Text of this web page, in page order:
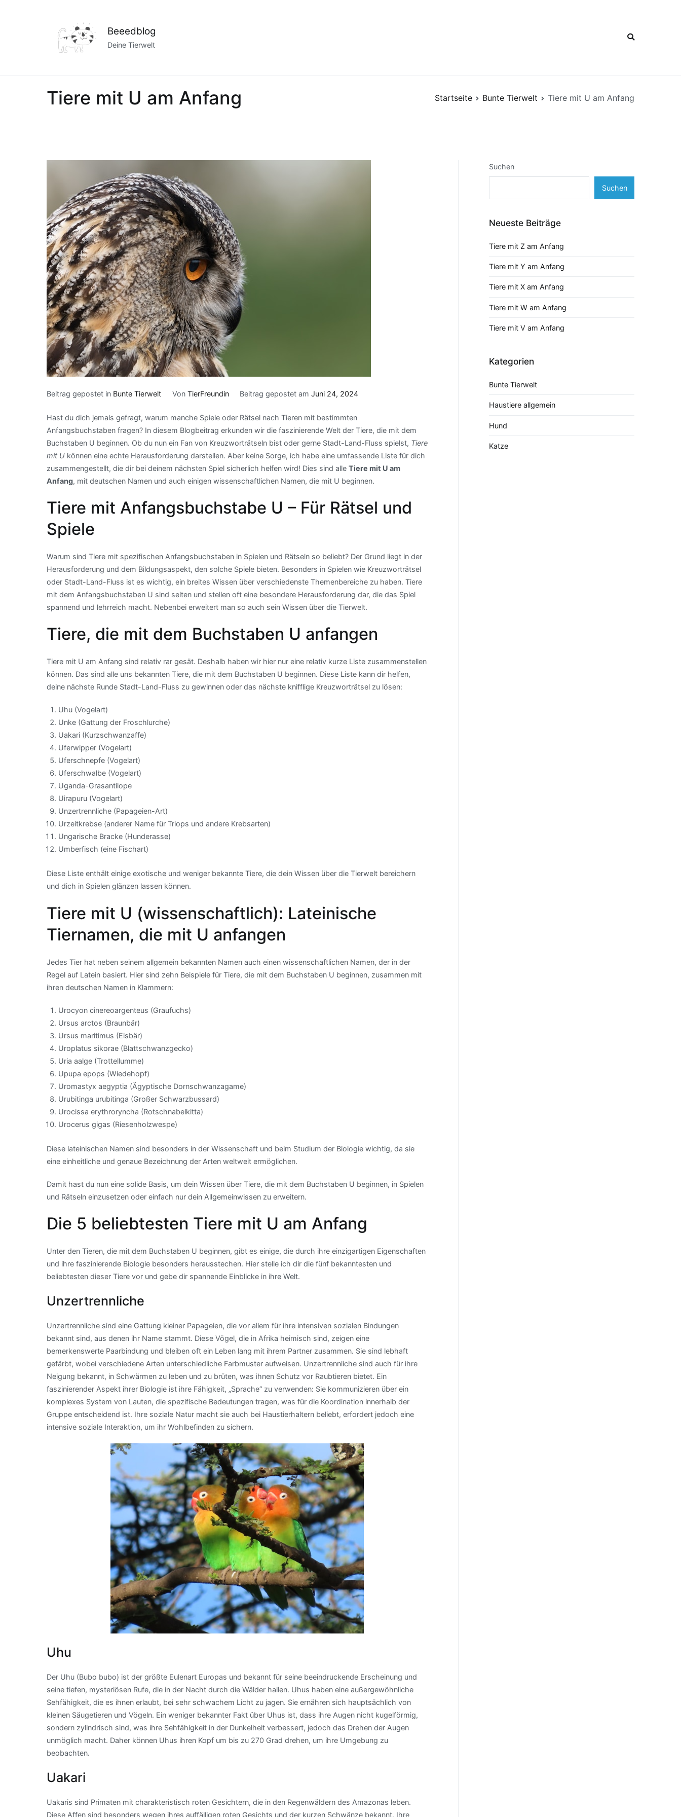
Beeedblog
Deine Tierwelt
Tiere mit U am Anfang Startseite Bunte Tierwelt Tiere mit U am Anfang
Beitrag gepostet in Bunte Tierwelt Von TierFreundin Beitrag gepostet amJuni 24, 2024
Hast du dich jemals gefragt, warum manche Spiele oder Rätsel nach Tieren mit bestimmten
Anfangsbuchstaben fragen? In diesem Blogbeitrag erkunden wir die faszinierende Welt der Tiere, die mit dem
Buchstaben U beginnen. Ob du nun ein Fan von Kreuzworträtseln bist oder gerne Stadt-Land-Fluss spielst, Tiere
mit U können eine echte Herausforderung darstellen. Aber keine Sorge, ich habe eine umfassende Liste für dich
zusammengestellt, die dir bei deinem nächsten Spiel sicherlich helfen wird! Dies sind alle Tiere mit U am
Anfang, mit deutschen Namen und auch einigen wissenschaftlichen Namen, die mit U beginnen.
Tiere mit Anfangsbuchstabe U – Für Rätsel und
Spiele
Warum sind Tiere mit spezifischen Anfangsbuchstaben in Spielen und Rätseln so beliebt? Der Grund liegt in der
Herausforderung und dem Bildungsaspekt, den solche Spiele bieten. Besonders in Spielen wie Kreuzworträtsel
oder Stadt-Land-Fluss ist es wichtig, ein breites Wissen über verschiedenste Themenbereiche zu haben. Tiere
mit dem Anfangsbuchstaben U sind selten und stellen oft eine besondere Herausforderung dar, die das Spiel
spannend und lehrreich macht. Nebenbei erweitert man so auch sein Wissen über die Tierwelt.
Tiere, die mit dem Buchstaben U anfangen
Tiere mit U am Anfang sind relativ rar gesät. Deshalb haben wir hier nur eine relativ kurze Liste zusammenstellen
können. Das sind alle uns bekannten Tiere, die mit dem Buchstaben U beginnen. Diese Liste kann dir helfen,
deine nächste Runde Stadt-Land-Fluss zu gewinnen oder das nächste knifflige Kreuzworträtsel zu lösen:
Uhu (Vogelart)
Unke (Gattung der Froschlurche)
Uakari (Kurzschwanzaffe)
Uferwipper (Vogelart)
Uferschnepfe (Vogelart)
Uferschwalbe (Vogelart)
Uganda-Grasantilope
Uirapuru (Vogelart)
Unzertrennliche (Papageien-Art)
Urzeitkrebse (anderer Name für Triops und andere Krebsarten)
Ungarische Bracke (Hunderasse)
Umberfisch (eine Fischart)
Diese Liste enthält einige exotische und weniger bekannte Tiere, die dein Wissen über die Tierwelt bereichern
und dich in Spielen glänzen lassen können.
Tiere mit U (wissenschaftlich): Lateinische
Tiernamen, die mit U anfangen
Jedes Tier hat neben seinem allgemein bekannten Namen auch einen wissenschaftlichen Namen, der in der
Regel auf Latein basiert. Hier sind zehn Beispiele für Tiere, die mit dem Buchstaben U beginnen, zusammen mit
ihren deutschen Namen in Klammern:
Urocyon cinereoargenteus (Graufuchs)
Ursus arctos (Braunbär)
Ursus maritimus (Eisbär)
Uroplatus sikorae (Blattschwanzgecko)
Uria aalge (Trottellumme)
Upupa epops (Wiedehopf)
Uromastyx aegyptia (Ägyptische Dornschwanzagame)
Urubitinga urubitinga (Großer Schwarzbussard)
Urocissa erythroryncha (Rotschnabelkitta)
Urocerus gigas (Riesenholzwespe)
Diese lateinischen Namen sind besonders in der Wissenschaft und beim Studium der Biologie wichtig, da sie
eine einheitliche und genaue Bezeichnung der Arten weltweit ermöglichen.
Damit hast du nun eine solide Basis, um dein Wissen über Tiere, die mit dem Buchstaben U beginnen, in Spielen
und Rätseln einzusetzen oder einfach nur dein Allgemeinwissen zu erweitern.
Die 5 beliebtesten Tiere mit U am Anfang
Unter den Tieren, die mit dem Buchstaben U beginnen, gibt es einige, die durch ihre einzigartigen Eigenschaften
und ihre faszinierende Biologie besonders herausstechen. Hier stelle ich dir die fünf bekanntesten und
beliebtesten dieser Tiere vor und gebe dir spannende Einblicke in ihre Welt.
Unzertrennliche
Unzertrennliche sind eine Gattung kleiner Papageien, die vor allem für ihre intensiven sozialen Bindungen
bekannt sind, aus denen ihr Name stammt. Diese Vögel, die in Afrika heimisch sind, zeigen eine
bemerkenswerte Paarbindung und bleiben oft ein Leben lang mit ihrem Partner zusammen. Sie sind lebhaft
gefärbt, wobei verschiedene Arten unterschiedliche Farbmuster aufweisen. Unzertrennliche sind auch für ihre
Neigung bekannt, in Schwärmen zu leben und zu brüten, was ihnen Schutz vor Raubtieren bietet. Ein
faszinierender Aspekt ihrer Biologie ist ihre Fähigkeit, „Sprache“ zu verwenden: Sie kommunizieren über ein
komplexes System von Lauten, die spezifische Bedeutungen tragen, was für die Koordination innerhalb der
Gruppe entscheidend ist. Ihre soziale Natur macht sie auch bei Haustierhaltern beliebt, erfordert jedoch eine
intensive soziale Interaktion, um ihr Wohlbefinden zu sichern.
Uhu
Der Uhu (Bubo bubo) ist der größte Eulenart Europas und bekannt für seine beeindruckende Erscheinung und
seine tiefen, mysteriösen Rufe, die in der Nacht durch die Wälder hallen. Uhus haben eine außergewöhnliche
Sehfähigkeit, die es ihnen erlaubt, bei sehr schwachem Licht zu jagen. Sie ernähren sich hauptsächlich von
kleinen Säugetieren und Vögeln. Ein weniger bekannter Fakt über Uhus ist, dass ihre Augen nicht kugelförmig,
sondern zylindrisch sind, was ihre Sehfähigkeit in der Dunkelheit verbessert, jedoch das Drehen der Augen
unmöglich macht. Daher können Uhus ihren Kopf um bis zu 270 Grad drehen, um ihre Umgebung zu
beobachten.
Uakari
Uakaris sind Primaten mit charakteristisch roten Gesichtern, die in den Regenwäldern des Amazonas leben.
Diese Affen sind besonders wegen ihres auffälligen roten Gesichts und der kurzen Schwänze bekannt. Ihre
Suchen
Suchen
Neueste Beiträge
Tiere mit Z am Anfang
Tiere mit Y am Anfang
Tiere mit X am Anfang
Tiere mit W am Anfang
Tiere mit V am Anfang
Kategorien
Bunte Tierwelt
Haustiere allgemein
Hund
Katze